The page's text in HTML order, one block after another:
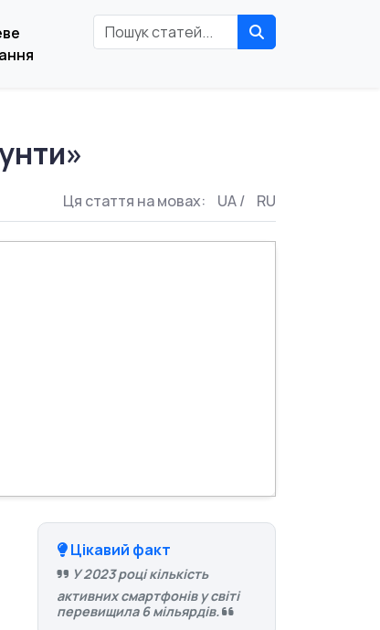
Ця стаття на мовах: UA/ RU
Цікавий факт
У 2023 році кількість
активних смартфонів у світі
перевищила 6 мільярдів.